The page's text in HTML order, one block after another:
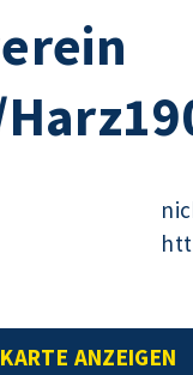
KARTE ANZEIGEN